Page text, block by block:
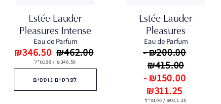
Estée Lauder
Pleasures‎
Eau de Parfum
₪200.00 -
₪415.00
₪150.00 -
₪311.25
₪311.25 / 100מ"ל
Estée Lauder
Pleasures Intense‎
Eau de Parfum
₪462.00
₪346.50
₪346.50 / 100מ"ל
לפרטים נוספים